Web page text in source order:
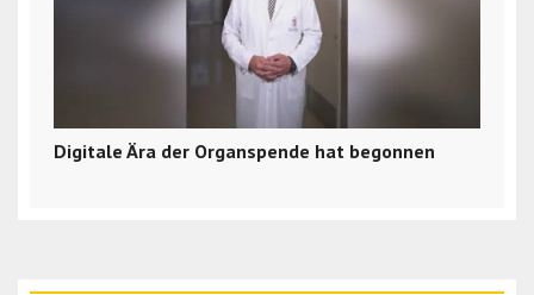
Digitale Ära der Organspende hat begonnen